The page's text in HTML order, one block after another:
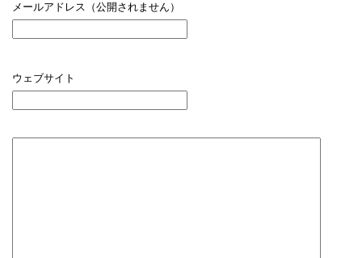
メールアドレス（公開されません）
ウェブサイト